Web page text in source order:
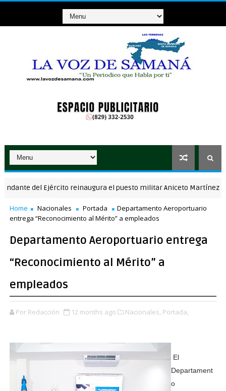
del Ejército reinaugura el puesto militar Aniceto Martínez tras
Home Nacionales Portada
Departamento Aeroportuario
entrega “Reconocimiento al Mérito” a empleados
Departamento Aeroportuario entrega
“Reconocimiento al Mérito” a
empleados
Por Redacción 12 months ago Nacionales, Portada,
El
Departament
o